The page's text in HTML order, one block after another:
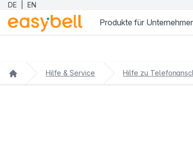
Zum Hauptinhalt springen
DE EN
Produkte für
Hilfe & Service Hilfe zu